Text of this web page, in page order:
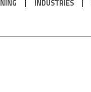
INDUSTRIES